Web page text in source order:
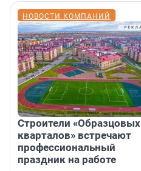
НОВОСТИ КОМПАНИЙ
Строители «Образцовых
кварталов» встречают
профессиональный
праздник на работе